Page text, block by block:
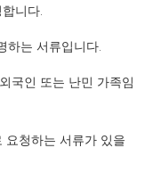
니다.
하는 서류입니다.
외국인 또는 난민 가족임
요청하는 서류가 있을